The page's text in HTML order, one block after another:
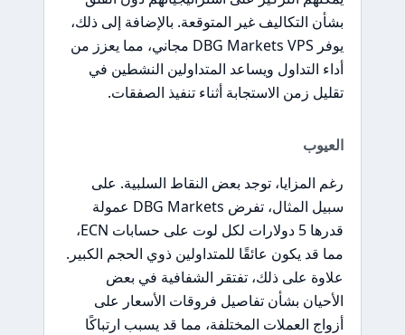
بشأن التكاليف غير المتوقعة. بالإضافة إلى ذلك،
يوفر DBG Markets VPS مجاني، مما يعزز من
أداء التداول ويساعد المتداولين النشطين في
تقليل زمن الاستجابة أثناء تنفيذ الصفقات.
العيوب
رغم المزايا، توجد بعض النقاط السلبية. على
سبيل المثال، تفرض DBG Markets عمولة
قدرها 5 دولارات لكل لوت على حسابات ECN،
مما قد يكون عائقًا للمتداولين ذوي الحجم الكبير.
علاوة على ذلك، تفتقر الشفافية في بعض
الأحيان بشأن تفاصيل فروقات الأسعار على
أزواج العملات المختلفة، مما قد يسبب ارتباكًا